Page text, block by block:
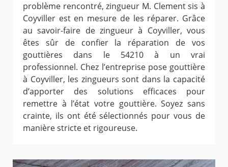
problème rencontré, zingueur M. Clement sis à
Coyviller est en mesure de les réparer. Grâce
au savoir-faire de zingueur à Coyviller, vous
êtes sûr de confier la réparation de vos
gouttières dans le 54210 à un vrai
professionnel. Chez l’entreprise pose gouttière
à Coyviller, les zingueurs sont dans la capacité
d’apporter des solutions efficaces pour
remettre à l’état votre gouttière. Soyez sans
crainte, ils ont été sélectionnés pour vous de
manière stricte et rigoureuse.